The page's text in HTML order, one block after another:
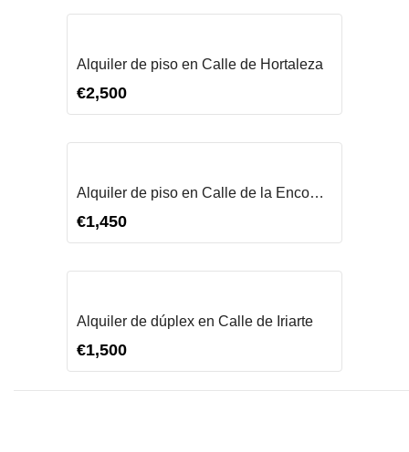
Alquiler de piso en Calle de Hortaleza
€2,500
Alquiler de piso en Calle de la Encomienda
€1,450
Alquiler de dúplex en Calle de Iriarte
€1,500